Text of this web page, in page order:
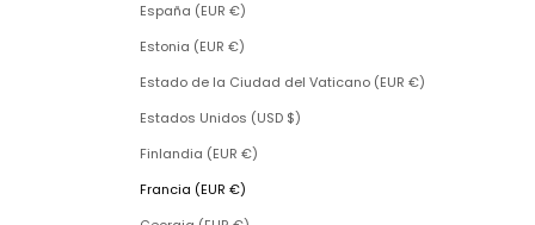
España (EUR €)
Estonia (EUR €)
Estado de la Ciudad del Vaticano (EUR €)
Estados Unidos (USD $)
Finlandia (EUR €)
Francia (EUR €)